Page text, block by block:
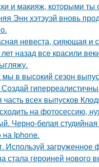
и макияж, которыми ты
Энн хэтэуэй вновь
невеста, сияющая и
назад все красили
мы в высокий сезон
всех выпусков
на фотосессию,
Черно-белая
Iphone.
Используй загруженное
стала героиней нового